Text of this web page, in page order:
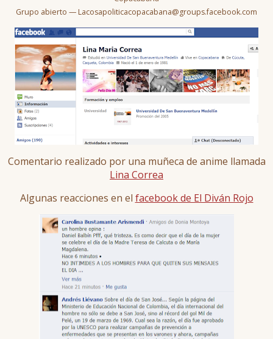
Grupo abierto — Lacosapoliticacopacabana@groups.facebook.com
Comentario realizado por una muñeca de anime llamada
Lina Correa
Algunas reacciones en el facebook de El Diván Rojo